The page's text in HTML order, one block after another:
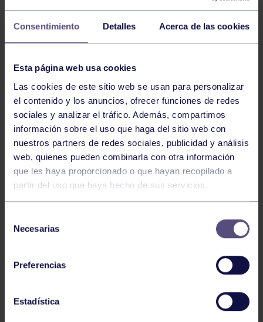
Consentimiento Detalles Acerca de las cookies
Esta página web usa cookies
Las cookies de este sitio web se usan para personalizar
el contenido y los anuncios, ofrecer funciones de redes
sociales y analizar el tráfico. Además, compartimos
información sobre el uso que haga del sitio web con
nuestros partners de redes sociales, publicidad y análisis
web, quienes pueden combinarla con otra información
que les haya proporcionado o que hayan recopilado a
partir del uso que haya hecho de sus servicios.
Necesarias
Preferencias
Estadística
Baloncesto 13 Abr 2026
ÚLTIMOS RESULTADOS DE LA SECCIÓN